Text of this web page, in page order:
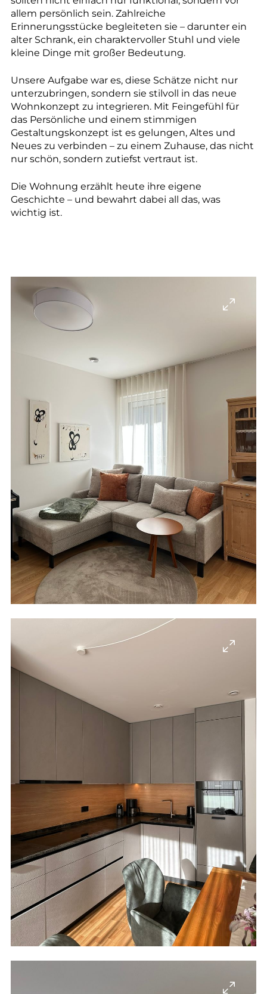
allem persönlich sein. Zahlreiche
Erinnerungsstücke begleiteten sie – darunter ein
alter Schrank, ein charaktervoller Stuhl und viele
kleine Dinge mit großer Bedeutung.
Unsere Aufgabe war es, diese Schätze nicht nur
unterzubringen, sondern sie stilvoll in das neue
Wohnkonzept zu integrieren. Mit Feingefühl für
das Persönliche und einem stimmigen
Gestaltungskonzept ist es gelungen, Altes und
Neues zu verbinden – zu einem Zuhause, das nicht
nur schön, sondern zutiefst vertraut ist.
Die Wohnung erzählt heute ihre eigene
Geschichte – und bewahrt dabei all das, was
wichtig ist.